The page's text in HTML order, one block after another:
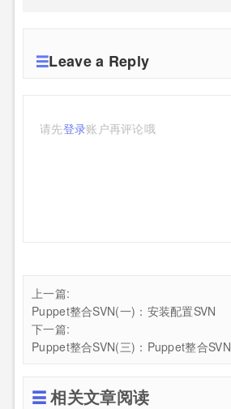
Leave a Reply
请先登录账户再评论哦
上一篇:
Puppet整合SVN(一)：安装配置SVN
下一篇:
Puppet整合SVN(三)：Puppet整合SVN
相关文章阅读